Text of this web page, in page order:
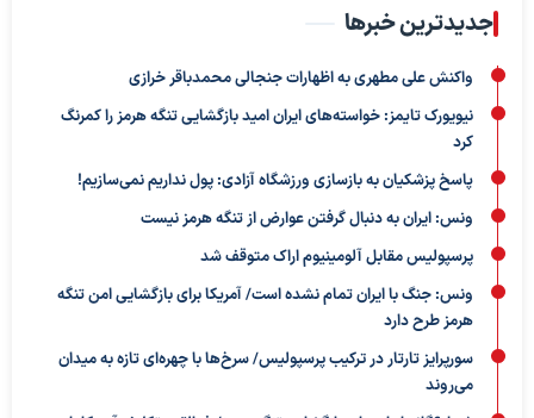
جدیدترین خبرها
واکنش علی مطهری به اظهارات جنجالی محمدباقر خرازی
نیویورک تایمز: خواسته‌های ایران امید بازگشایی تنگه هرمز را کمرنگ
کرد
پاسخ پزشکیان به بازسازی ورزشگاه آزادی: پول نداریم نمی‌سازیم!
ونس: ایران به دنبال گرفتن عوارض از تنگه هرمز نیست
پرسپولیس مقابل آلومینیوم اراک متوقف شد
ونس: جنگ با ایران تمام نشده است/ آمریکا برای بازگشایی امن تنگه
هرمز طرح دارد
سورپرایز تارتار در ترکیب پرسپولیس/ سرخ‌ها با چهره‌ای تازه به میدان
می‌روند